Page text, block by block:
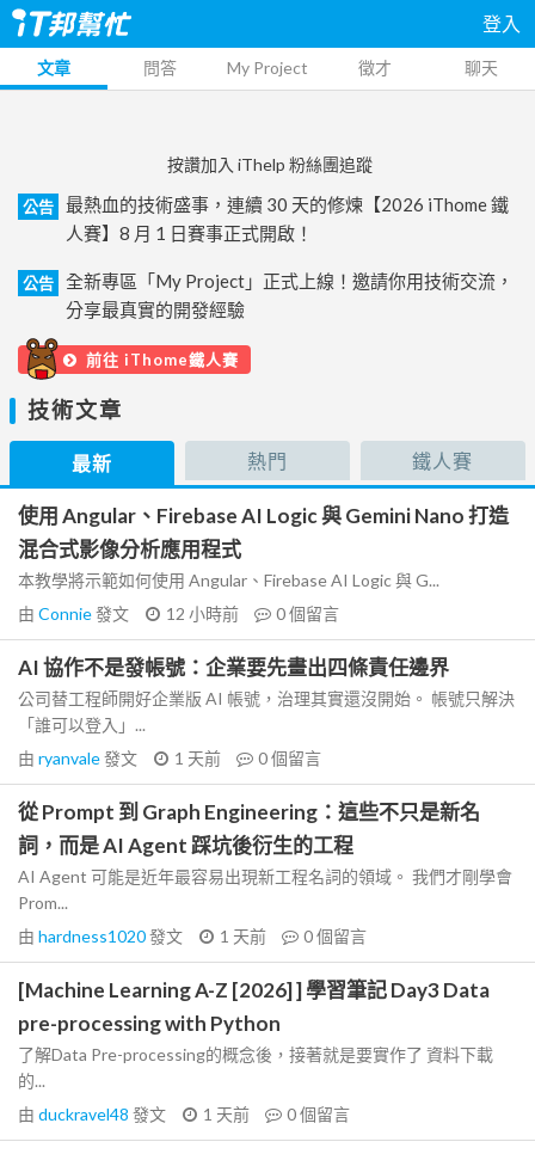
登入
文章 問答 My Project 徵才 聊天
按讚加入 iThelp 粉絲團追蹤
公告
最熱血的技術盛事，連續 30 天的修煉【2026 iThome 鐵
人賽】8 月 1 日賽事正式開啟！
公告
全新專區「My Project」正式上線！邀請你用技術交流，
分享最真實的開發經驗
前往 iThome鐵人賽
技術文章
最新 熱門 鐵人賽
使用 Angular、Firebase AI Logic 與 Gemini Nano 打造
混合式影像分析應用程式
本教學將示範如何使用 Angular、Firebase AI Logic 與 G...
由 Connie發文 12 小時前 0個留言
AI 協作不是發帳號：企業要先畫出四條責任邊界
公司替工程師開好企業版 AI 帳號，治理其實還沒開始。 帳號只解決
「誰可以登入」...
由 ryanvale發文 1 天前 0個留言
從 Prompt 到 Graph Engineering：這些不只是新名
詞，而是 AI Agent 踩坑後衍生的工程
AI Agent 可能是近年最容易出現新工程名詞的領域。 我們才剛學會
Prom...
由 hardness1020發文 1 天前 0個留言
[Machine Learning A-Z [2026] ] 學習筆記 Day3 Data
pre-processing with Python
了解Data Pre-processing的概念後，接著就是要實作了 資料下載
的...
由 duckravel48 發文 1 天前 0個留言